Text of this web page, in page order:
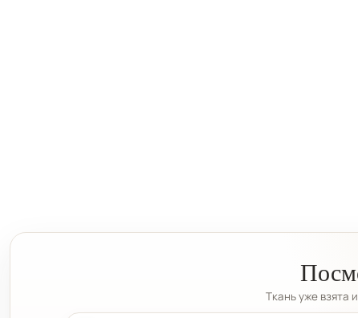
Ткань уже взята